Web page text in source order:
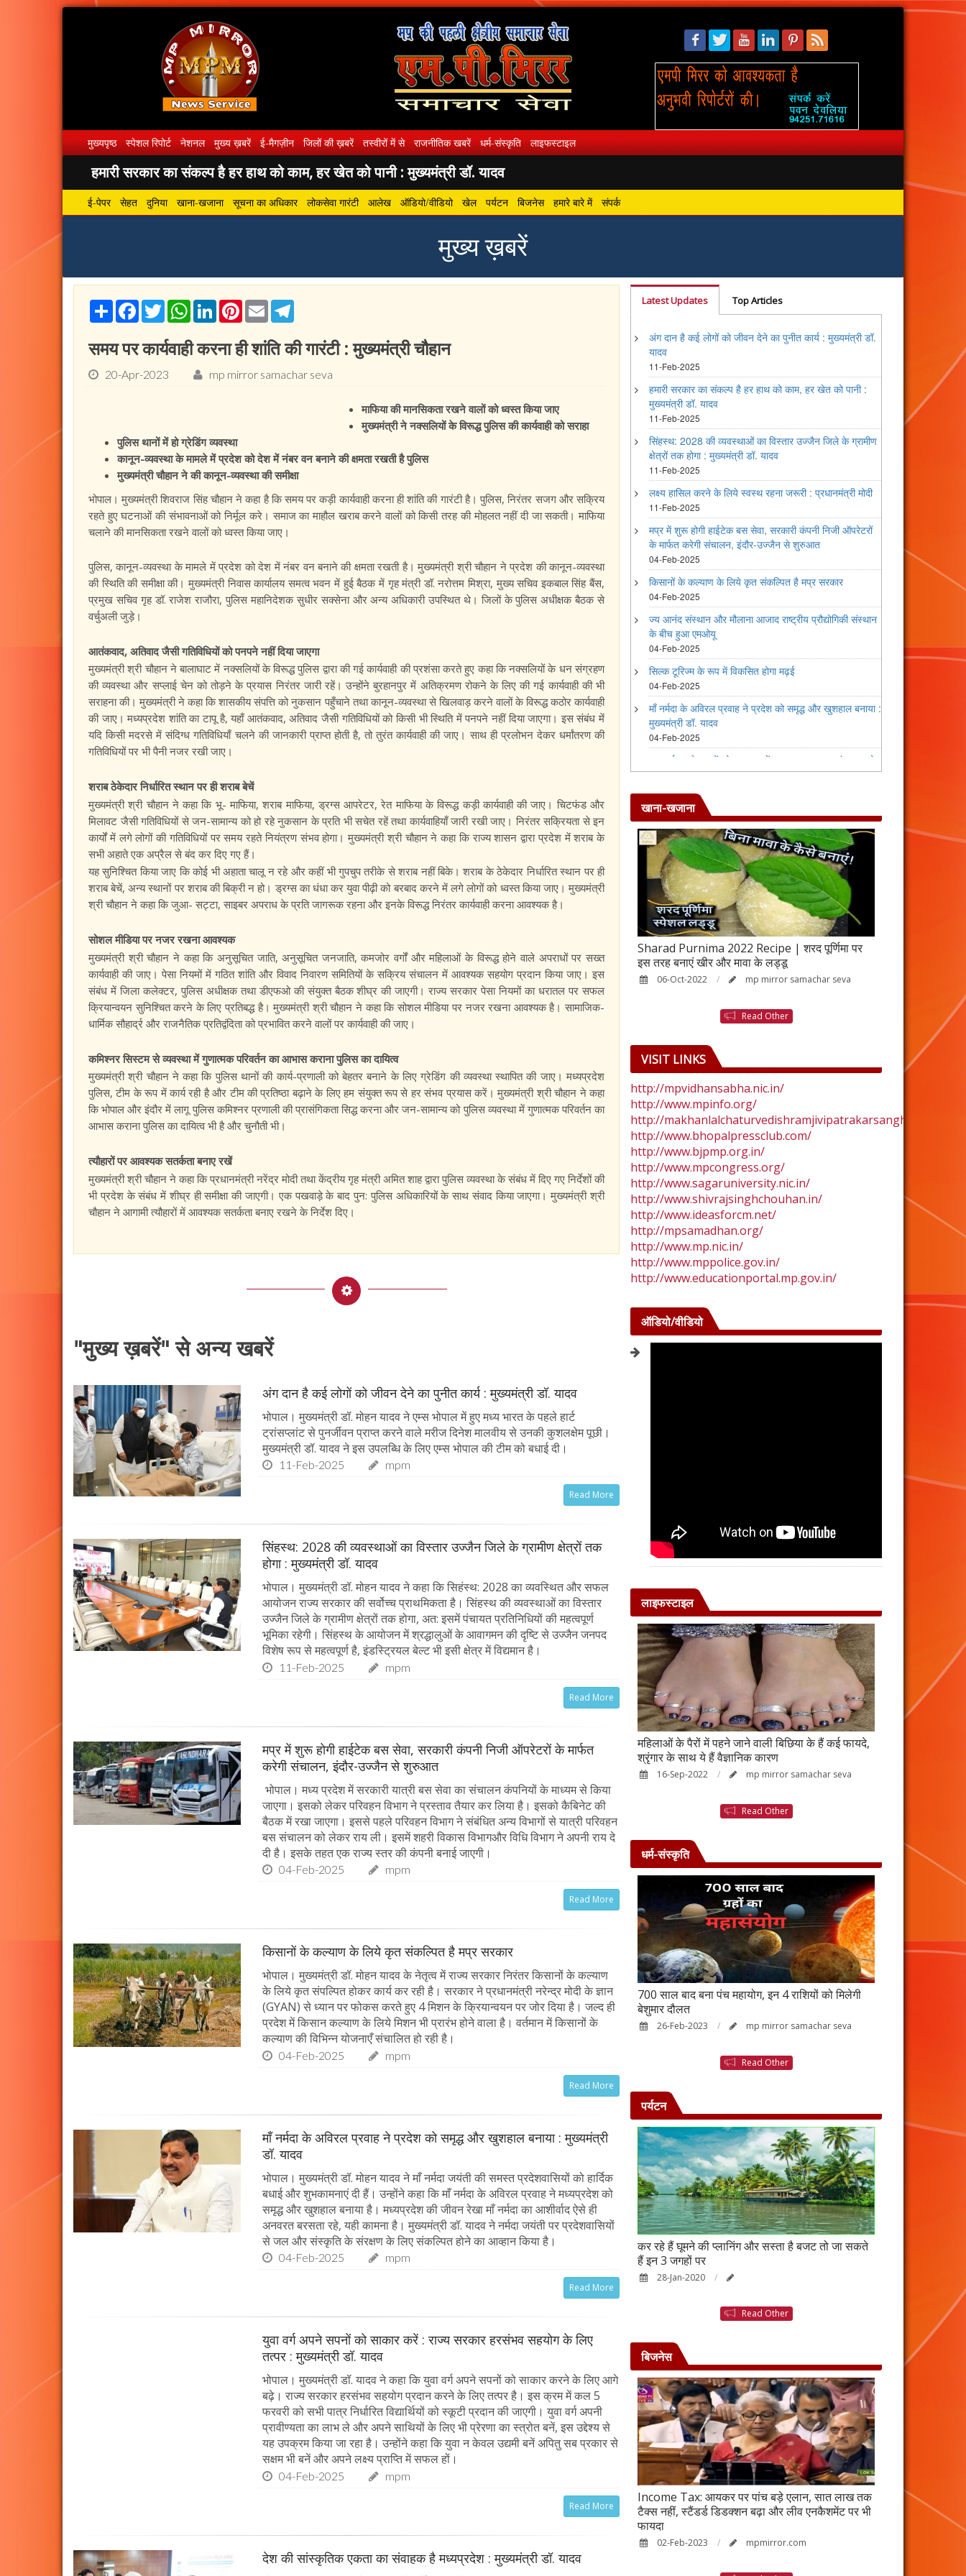
मुख्यपृष्ठ स्पेशल रिपोर्ट नेशनल मुख्य ख़बरें ई-मैगज़ीन जिलों की ख़बरें तस्वीरों में से राजनीतिक खबरें धर्म-संस्कृति लाइफस्टाइल
हमारी सरकार का संकल्प है हर हाथ को काम, हर खेत को पानी : मुख्यमंत्री डॉ. यादव
ई-पेपर सेहत दुनिया खाना-खजाना सूचना का अधिकार लोकसेवा गारंटी आलेख ऑडियो/वीडियो खेल पर्यटन बिजनेस हमारे बारे में संपर्क
मुख्य ख़बरें
ShareFacebook
TwitterWhatsApp
LinkedInPinterest
Email
समय पर कार्यवाही करना ही शांति की गारंटी : मुख्यमंत्री चौहान
20-Apr-2023 mp mirror samachar seva
माफिया की मानसिकता रखने वालों को ध्वस्त किया जाए
मुख्यमंत्री ने नक्सलियों के विरूद्ध पुलिस की कार्यवाही को सराहा
पुलिस थानों में हो ग्रेडिंग व्यवस्था
कानून-व्यवस्था के मामले में प्रदेश को देश में नंबर वन बनाने की क्षमता रखती है पुलिस
मुख्यमंत्री चौहान ने की कानून-व्यवस्था की समीक्षा
भोपाल। मुख्यमंत्री शिवराज सिंह चौहान ने कहा है कि समय पर कड़ी कार्यवाही करना ही शांति की गारंटी है। पुलिस, निरंतर सजग और सक्रिय
रहते हुए घटनाओं की संभावनाओं को निर्मूल करे। समाज का माहौल खराब करने वालों को किसी तरह की मोहलत नहीं दी जा सकती। माफिया
चलाने की मानसिकता रखने वालों को ध्वस्त किया जाए।
पुलिस, कानून-व्यवस्था के मामले में प्रदेश को देश में नंबर वन बनाने की क्षमता रखती है। मुख्यमंत्री श्री चौहान ने प्रदेश की कानून-व्यवस्था
की स्थिति की समीक्षा की। मुख्यमंत्री निवास कार्यालय समत्व भवन में हुई बैठक में गृह मंत्री डॉ. नरोत्तम मिश्रा, मुख्य सचिव इकबाल सिंह बैंस,
प्रमुख सचिव गृह डॉ. राजेश राजौरा, पुलिस महानिदेशक सुधीर सक्सेना और अन्य अधिकारी उपस्थित थे। जिलों के पुलिस अधीक्षक बैठक से
वर्चुअली जुड़े।
आतंकवाद, अतिवाद जैसी गतिविधियों को पनपने नहीं दिया जाएगा
मुख्यमंत्री श्री चौहान ने बालाघाट में नक्सलियों के विरूद्ध पुलिस द्वारा की गई कार्यवाही की प्रशंसा करते हुए कहा कि नक्सलियों के धन संग्रहण
की व्यवस्था और सप्लाई चेन को तोड़ने के प्रयास निरंतर जारी रहें। उन्होंने बुरहानपुर में अतिक्रमण रोकने के लिए की गई कार्यवाही की भी
सराहना की। मुख्यमंत्री ने कहा कि शासकीय संपत्ति को नुकसान पहुँचाने तथा कानून-व्यवस्था से खिलवाड़ करने वालों के विरूद्ध कठोर कार्यवाही
की जाए। मध्यप्रदेश शांति का टापू है, यहाँ आतंकवाद, अतिवाद जैसी गतिविधियों को किसी भी स्थिति में पनपने नहीं दिया जाएगा। इस संबंध में
यदि किसी मदरसे में संदिग्ध गतिविधियाँ चलने की जानकारी प्राप्त होती है, तो तुरंत कार्यवाही की जाए। साथ ही प्रलोभन देकर धर्मांतरण की
गतिविधियों पर भी पैनी नजर रखी जाए।
शराब ठेकेदार निर्धारित स्थान पर ही शराब बेचें
मुख्यमंत्री श्री चौहान ने कहा कि भू- माफिया, शराब माफिया, ड्रग्स आपरेटर, रेत माफिया के विरूद्ध कड़ी कार्यवाही की जाए। चिटफंड और
मिलावट जैसी गतिविधियों से जन-सामान्य को हो रहे नुकसान के प्रति भी सचेत रहें तथा कार्यवाहियाँ जारी रखी जाए। निरंतर सक्रियता से इन
कार्यों में लगे लोगों की गतिविधियों पर समय रहते नियंत्रण संभव होगा। मुख्यमंत्री श्री चौहान ने कहा कि राज्य शासन द्वारा प्रदेश में शराब के
सभी अहाते एक अप्रैल से बंद कर दिए गए हैं।
यह सुनिश्चित किया जाए कि कोई भी अहाता चालू न रहे और कहीं भी गुपचुप तरीके से शराब नहीं बिके। शराब के ठेकेदार निर्धारित स्थान पर ही
शराब बेचें, अन्य स्थानों पर शराब की बिक्री न हो। ड्रग्स का धंधा कर युवा पीढ़ी को बरबाद करने में लगे लोगों को ध्वस्त किया जाए। मुख्यमंत्री
श्री चौहान ने कहा कि जुआ- सट्टा, साइबर अपराध के प्रति जागरूक रहना और इनके विरूद्ध निरंतर कार्यवाही करना आवश्यक है।
सोशल मीडिया पर नजर रखना आवश्यक
मुख्यमंत्री श्री चौहान ने कहा कि अनुसूचित जाति, अनुसूचित जनजाति, कमजोर वर्गों और महिलाओं के विरूद्ध होने वाले अपराधों पर सख्त
कार्यवाही की जाए। पेसा नियमों में गठित शांति और विवाद निवारण समितियों के सक्रिय संचालन में आवश्यक सहयोग प्रदान किया जाए। इस
संबंध में जिला कलेक्टर, पुलिस अधीक्षक तथा डीएफओ की संयुक्त बैठक शीघ्र की जाएगी। राज्य सरकार पेसा नियमों का धरातल पर सफल
क्रियान्वयन सुनिश्चित करने के लिए प्रतिबद्ध है। मुख्यमंत्री श्री चौहान ने कहा कि सोशल मीडिया पर नजर रखना आवश्यक है। सामाजिक-
धार्मिक सौहार्द्र और राजनैतिक प्रतिद्वंदिता को प्रभावित करने वालों पर कार्यवाही की जाए।
कमिश्नर सिस्टम से व्यवस्था में गुणात्मक परिवर्तन का आभास कराना पुलिस का दायित्व
मुख्यमंत्री श्री चौहान ने कहा कि पुलिस थानों की कार्य-प्रणाली को बेहतर बनाने के लिए ग्रेडिंग की व्यवस्था स्थापित की जाए। मध्यप्रदेश
पुलिस, टीम के रूप में कार्य रही है और टीम की प्रतिष्ठा बढ़ाने के लिए हम संयुक्त रूप से हर संभव प्रयास करें। मुख्यमंत्री श्री चौहान ने कहा
कि भोपाल और इंदौर में लागू पुलिस कमिश्नर प्रणाली की प्रासंगिकता सिद्ध करना और जन-सामान्य को पुलिस व्यवस्था में गुणात्मक परिवर्तन का
आभास कराना पुलिस का दायित्व भी है और चुनौती भी।
त्यौहारों पर आवश्यक सतर्कता बनाए रखें
मुख्यमंत्री श्री चौहान ने कहा कि प्रधानमंत्री नरेंद्र मोदी तथा केंद्रीय गृह मंत्री अमित शाह द्वारा पुलिस व्यवस्था के संबंध में दिए गए निर्देशों की
भी प्रदेश के संबंध में शीघ्र ही समीक्षा की जाएगी। एक पखवाड़े के बाद पुन: पुलिस अधिकारियों के साथ संवाद किया जाएगा। मुख्यमंत्री श्री
चौहान ने आगामी त्यौहारों में आवश्यक सतर्कता बनाए रखने के निर्देश दिए।
"मुख्य ख़बरें" से अन्य खबरें
अंग दान है कई लोगों को जीवन देने का पुनीत कार्य : मुख्यमंत्री डॉ. यादव
भोपाल। मुख्यमंत्री डॉ. मोहन यादव ने एम्स भोपाल में हुए मध्य भारत के पहले हार्ट
ट्रांसप्लांट से पुनर्जीवन प्राप्त करने वाले मरीज दिनेश मालवीय से उनकी कुशलक्षेम पूछी।
मुख्यमंत्री डॉ. यादव ने इस उपलब्धि के लिए एम्स भोपाल की टीम को बधाई दी।
11-Feb-2025 mpm
Read More
सिंहस्थ: 2028 की व्यवस्थाओं का विस्तार उज्जैन जिले के ग्रामीण क्षेत्रों तक
होगा : मुख्यमंत्री डॉ. यादव
भोपाल। मुख्यमंत्री डॉ. मोहन यादव ने कहा कि सिहंस्थ: 2028 का व्यवस्थित और सफल
आयोजन राज्य सरकार की सर्वोच्च प्राथमिकता है। सिंहस्थ की व्यवस्थाओं का विस्तार
उज्जैन जिले के ग्रामीण क्षेत्रों तक होगा, अत: इसमें पंचायत प्रतिनिधियों की महत्वपूर्ण
भूमिका रहेगी। सिंहस्थ के आयोजन में श्रद्धालुओं के आवागमन की दृष्टि से उज्जैन जनपद
विशेष रूप से महत्वपूर्ण है, इंडस्ट्रियल बेल्ट भी इसी क्षेत्र में विद्यमान है।
11-Feb-2025 mpm
Read More
मप्र में शुरू होगी हाईटेक बस सेवा, सरकारी कंपनी निजी ऑपरेटरों के मार्फत
करेगी संचालन, इंदौर-उज्जैन से शुरुआत
भोपाल। मध्य प्रदेश में सरकारी यात्री बस सेवा का संचालन कंपनियों के माध्यम से किया
जाएगा। इसको लेकर परिवहन विभाग ने प्रस्ताव तैयार कर लिया है। इसको कैबिनेट की
बैठक में रखा जाएगा। इससे पहले परिवहन विभाग ने संबंधित अन्य विभागों से यात्री परिवहन
बस संचालन को लेकर राय ली। इसमें शहरी विकास विभागऔर विधि विभाग ने अपनी राय दे
दी है। इसके तहत एक राज्य स्तर की कंपनी बनाई जाएगी।
04-Feb-2025 mpm
Read More
किसानों के कल्याण के लिये कृत संकल्पित है मप्र सरकार
भोपाल। मुख्यमंत्री डॉ. मोहन यादव के नेतृत्व में राज्य सरकार निरंतर किसानों के कल्याण
के लिये कृत संपल्पित होकर कार्य कर रही है। सरकार ने प्रधानमंत्री नरेन्द्र मोदी के ज्ञान
(GYAN) से ध्यान पर फोकस करते हुए 4 मिशन के क्रियान्वयन पर जोर दिया है। जल्द ही
प्रदेश में किसान कल्याण के लिये मिशन भी प्रारंभ होने वाला है। वर्तमान में किसानों के
कल्याण की विभिन्न योजनाएँ संचालित हो रही है।
04-Feb-2025 mpm
Read More
माँ नर्मदा के अविरल प्रवाह ने प्रदेश को समृद्ध और खुशहाल बनाया : मुख्यमंत्री
डॉ. यादव
भोपाल। मुख्यमंत्री डॉ. मोहन यादव ने माँ नर्मदा जयंती की समस्त प्रदेशवासियों को हार्दिक
बधाई और शुभकामनाएं दी हैं। उन्होंने कहा कि माँ नर्मदा के अविरल प्रवाह ने मध्यप्रदेश को
समृद्ध और खुशहाल बनाया है। मध्यप्रदेश की जीवन रेखा माँ नर्मदा का आशीर्वाद ऐसे ही
अनवरत बरसता रहे, यही कामना है। मुख्यमंत्री डॉ. यादव ने नर्मदा जयंती पर प्रदेशवासियों
से जल और संस्कृति के संरक्षण के लिए संकल्पित होने का आव्हान किया है।
04-Feb-2025 mpm
Read More
युवा वर्ग अपने सपनों को साकार करें : राज्य सरकार हरसंभव सहयोग के लिए
तत्पर : मुख्यमंत्री डॉ. यादव
भोपाल। मुख्यमंत्री डॉ. यादव ने कहा कि युवा वर्ग अपने सपनों को साकार करने के लिए आगे
बढ़े। राज्य सरकार हरसंभव सहयोग प्रदान करने के लिए तत्पर है। इस क्रम में कल 5
फरवरी को सभी पात्र निर्धारित विद्यार्थियों को स्कूटी प्रदान की जाएगी। युवा वर्ग अपनी
प्रावीण्यता का लाभ ले और अपने साथियों के लिए भी प्रेरणा का स्त्रोत बनें, इस उद्देश्य से
यह उपक्रम किया जा रहा है। उन्होंने कहा कि युवा न केवल उद्यमी बनें अपितु सब प्रकार से
सक्षम भी बनें और अपने लक्ष्य प्राप्ति में सफल हों।
04-Feb-2025 mpm
Read More
देश की सांस्कृतिक एकता का संवाहक है मध्यप्रदेश : मुख्यमंत्री डॉ. यादव
Latest Updates Top Articles
खाना-खजाना
Gud-Moongfali Chikki : सर्दियों का मजा हो जाएगा
दोगुना जब इस तरह बनाएंगे गुड़-मूंगफली की चिक्की
25-Jan-2023 mp mirror samachar seva
Sharad Purnima 2022 Recipe | शरद पूर्णिमा पर
इस तरह बनाएं खीर और मावा के लड्डू
06-Oct-2022 mp mirror samachar seva
Read Other
VISIT LINKS
http://mpvidhansabha.nic.in/
http://www.mpinfo.org/
http://makhanlalchaturvedishramjivipatrakarsangh.com/
http://www.bhopalpressclub.com/
http://www.bjpmp.org.in/
http://www.mpcongress.org/
http://www.sagaruniversity.nic.in/
http://www.shivrajsinghchouhan.in/
http://www.ideasforcm.net/
http://mpsamadhan.org/
http://www.mp.nic.in/
http://www.mppolice.gov.in/
http://www.educationportal.mp.gov.in/
ऑडियो/वीडियो
लाइफस्टाइल
Beauty Tips | बादाम और एलोवेरा जेल से आसानी से
घर पर ही बनाएं काजल और मॉइश्चराइजर
21-Sep-2022
महिलाओं के पैरों में पहने जाने वाली बिछिया के हैं कई फायदे,
श्रृंगार के साथ ये हैं वैज्ञानिक कारण
16-Sep-2022 mp mirror samachar seva
Read Other
धर्म-संस्कृति
Hanuman Jayanti 2023 : हनुमान जयंती पर राशि के
अनुसार करें मंत्रों का जाप, जरूर मिलेगा पूजा का फल
02-Apr-2023 mp mirror samachar seva
700 साल बाद बना पंच महायोग, इन 4 राशियों को मिलेगी
बेशुमार दौलत
26-Feb-2023 mp mirror samachar seva
Read Other
पर्यटन
दो दिनों की छुट्टी एन्जॉय करने के लिए बेहतरीन है दिल्ली के
आसपास बसी ये 4 जगहें
कर रहे हैं घूमने की प्लानिंग और सस्ता है बजट तो जा सकते
हैं इन 3 जगहों पर
28-Jan-2020
Read Other
बिजनेस
सात ट्रेडिंग सेशन में 9 लाख करोड़ घटा अदाणी समूह का
Income Tax: आयकर पर पांच बड़े एलान, सात लाख तक
टैक्स नहीं, स्टैंडर्ड डिडक्शन बढ़ा और लीव एनकैशमेंट पर भी
फायदा
02-Feb-2023 mpmirror.com
वर्ष 2023 में भी
विकेंद्रीकरण का
17-Jan-2023